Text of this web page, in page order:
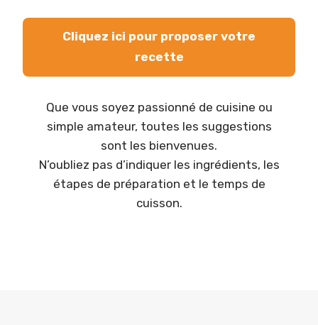
Cliquez ici pour proposer votre
recette
Que vous soyez passionné de cuisine ou
simple amateur, toutes les suggestions
sont les bienvenues.
N’oubliez pas d’indiquer les ingrédients, les
étapes de préparation et le temps de
cuisson.